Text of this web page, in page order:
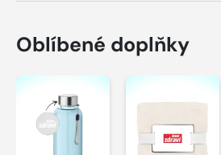
Oblíbené doplňky